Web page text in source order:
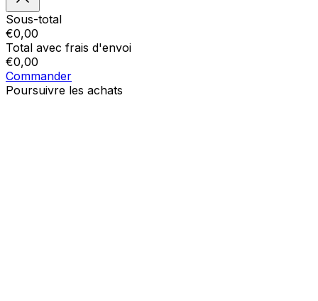
Sous-total
€0,00
Total avec frais d'envoi
€0,00
Commander
Poursuivre les achats